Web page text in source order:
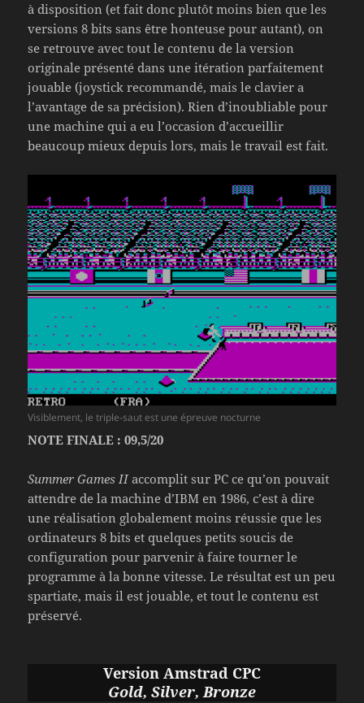
à disposition (et fait donc plutôt moins bien que les
versions 8 bits sans être honteuse pour autant), on
se retrouve avec tout le contenu de la version
originale présenté dans une itération parfaitement
jouable (joystick recommandé, mais le clavier a
l’avantage de sa précision). Rien d’inoubliable pour
une machine qui a eu l’occasion d’accueillir
beaucoup mieux depuis lors, mais le travail est fait.
Visiblement, le triple-saut est une épreuve nocturne
NOTE FINALE : 09,5/20
Summer Games IIaccomplit sur PC ce qu’on pouvait
attendre de la machine d’IBM en 1986, c’est à dire
une réalisation globalement moins réussie que les
ordinateurs 8 bits et quelques petits soucis de
configuration pour parvenir à faire tourner le
programme à la bonne vitesse. Le résultat est un peu
spartiate, mais il est jouable, et tout le contenu est
préservé.
Version Amstrad CPC
Gold, Silver, Bronze